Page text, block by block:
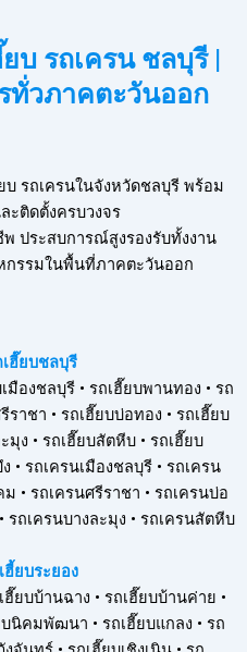
บ รถเครน ชลบุรี |
ทั่วภาคตะวันออก
บ รถเครนในจังหวัดชลบุรี พร้อม
ะติดตั้งครบวงจร
ประสบการณ์สูงรองรับทั้งงาน
กรรมในพื้นที่ภาคตะวันออก
ฮี๊ยบชลบุรี
มืองชลบุรี • รถเฮี๊ยบพานทอง • รถ
าชา • รถเฮี๊ยบบ่อทอง • รถเฮี๊ยบ
มุง • รถเฮี๊ยบสัตหีบ • รถเฮี๊ยบ
• รถเครนเมืองชลบุรี • รถเครน
• รถเครนศรีราชา • รถเครนบ่อ
รถเครนบางละมุง • รถเครนสัตหีบ
ยบระยอง
ฮี๊ยบบ้านฉาง • รถเฮี๊ยบบ้านค่าย •
นิคมพัฒนา • รถเฮี๊ยบแกลง • รถ